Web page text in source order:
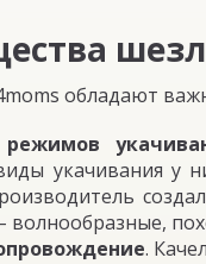
обладают
режимов
укачивания у
волнообразные,
.